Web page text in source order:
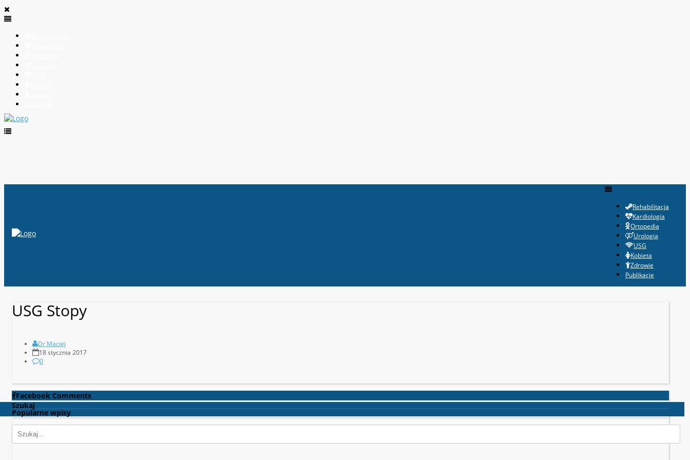
Rehabilitacja
Kardiologia
Ortopedia
Urologia
USG
Kobieta
Zdrowie
Publikacje
USG Stopy
Dr Maciej
18 stycznia 2017
0
Facebook Comments
Szukaj
Popularne wpisy